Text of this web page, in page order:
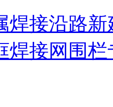
焊接沿路
焊接网围